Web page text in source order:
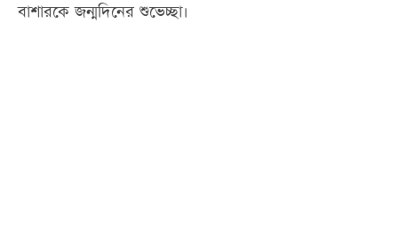
বাশারকে জন্মদিনের শুভেচ্ছা।